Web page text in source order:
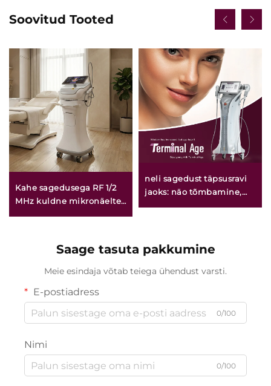
Soovitud Tooted
Kahe sagedusega RF 1/2
MHz kuldne mikronäelte
neli sagedust täpsusravi
jaoks: näo tõmbamine,
nahakorraldamine,
masin
Saage tasuta pakkumine
Meie esindaja võtab teiega ühendust varsti.
E-postiadress
0/100
Nimi
0/100